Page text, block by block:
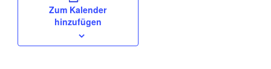
Zum Kalender
hinzufügen